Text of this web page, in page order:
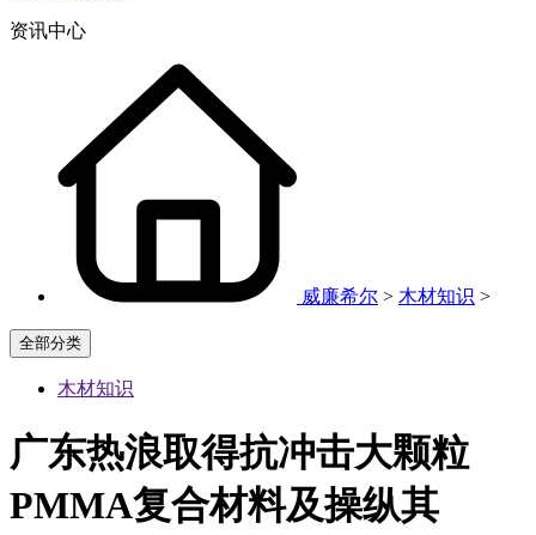
资讯中心
威廉希尔 > 木材知识 >
全部分类
木材知识
广东热浪取得抗冲击大颗粒
PMMA复合材料及操纵其